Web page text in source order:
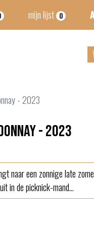
mijn lijst 0
- 2023
- 2023
naar een zonnige late
in de picknick-mand...